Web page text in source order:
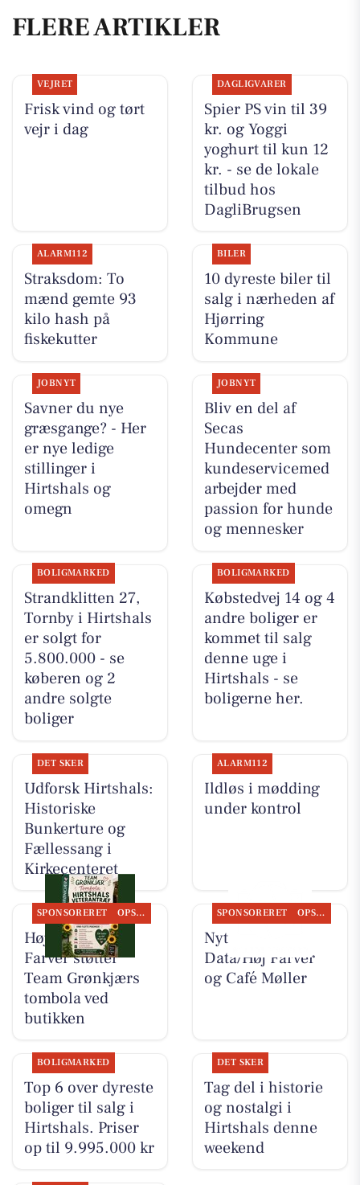
FLERE ARTIKLER
VEJRET
Frisk vind og tørt
vejr i dag
DAGLIGVARER
Spier PS vin til 39
kr. og Yoggi
yoghurt til kun 12
kr. - se de lokale
tilbud hos
DagliBrugsen
ALARM112
Straksdom: To
mænd gemte 93
kilo hash på
fiskekutter
BILER
10 dyreste biler til
salg i nærheden af
Hjørring
Kommune
JOBNYT
Savner du nye
græsgange? - Her
er nye ledige
stillinger i
Hirtshals og
omegn
JOBNYT
Bliv en del af
Secas
Hundecenter som
kundeservicemed
arbejder med
passion for hunde
og mennesker
BOLIGMARKED
Strandklitten 27,
Tornby i Hirtshals
er solgt for
5.800.000 - se
køberen og 2
andre solgte
boliger
BOLIGMARKED
Købstedvej 14 og 4
andre boliger er
kommet til salg
denne uge i
Hirtshals - se
boligerne her.
DET SKER
Udforsk Hirtshals:
Historiske
Bunkerture og
Fællessang i
Kirkecenteret
ALARM112
Ildløs i mødding
under kontrol
SPONSORERET OPSLAGSTAVLEN
Høj Data/Høj
Farver støtter
Team Grønkjærs
tombola ved
butikken
SPONSORERET OPSLAGSTAVLEN
Nyt fra Høj
Data/Høj Farver
og Café Møller
BOLIGMARKED
Top 6 over dyreste
boliger til salg i
Hirtshals. Priser
op til 9.995.000 kr
DET SKER
Tag del i historie
og nostalgi i
Hirtshals denne
weekend